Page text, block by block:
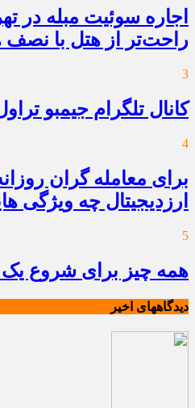
اجاره سوئیت مبله در
راحت‌تر از هتل با نصف
3
کانال تلگرام جیمبو
4
برای معامله گران
ارزدیجیتال چه ویژگی
5
همه چیز برای شروع
دیدگاههای اخیر